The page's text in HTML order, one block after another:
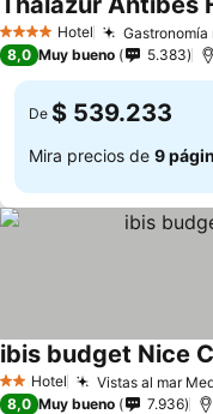
4 EstrellasHotel
8,0 Muy bueno 5.383
De $ 539.233
Mira precios de 9
2 Estrellas
Hotel Vistas al mar
ibis budget Nice
8,0 Muy bueno 7.936